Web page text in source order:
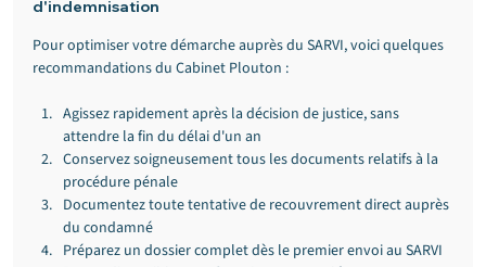
d'indemnisation
Pour optimiser votre démarche auprès du SARVI, voici quelques
recommandations du Cabinet Plouton :
Agissez rapidement après la décision de justice, sans
attendre la fin du délai d'un an
Conservez soigneusement tous les documents relatifs à la
procédure pénale
Documentez toute tentative de recouvrement direct auprès
du condamné
Préparez un dossier complet dès le premier envoi au SARVI